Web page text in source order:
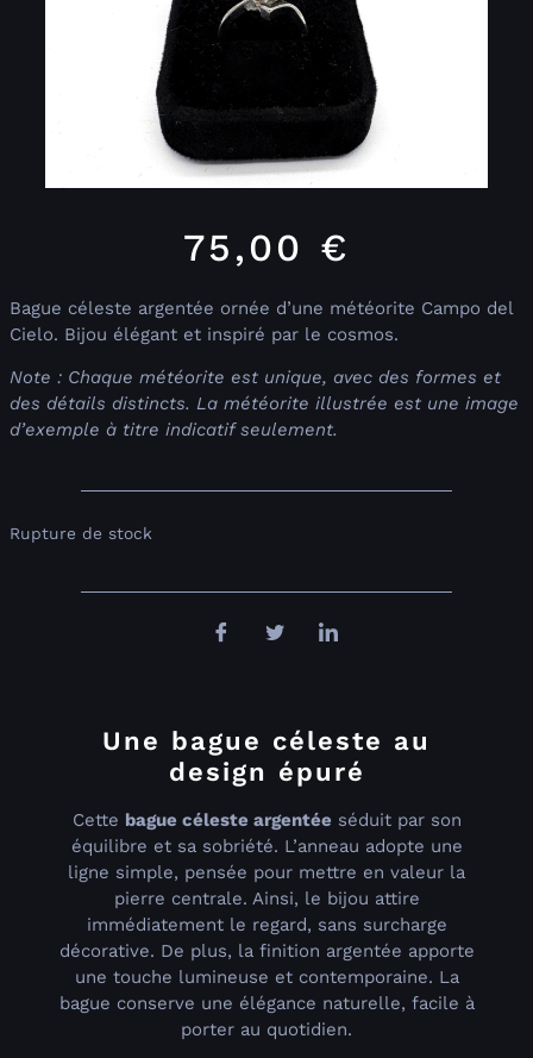
75,00 €
Bague céleste argentée ornée d’une météorite Campo del
Cielo. Bijou élégant et inspiré par le cosmos.
Note : Chaque météorite est unique, avec des formes et
des détails distincts. La météorite illustrée est une image
d’exemple à titre indicatif seulement.
Rupture de stock
Une bague céleste au
design épuré
Cette bague céleste argentée séduit par son
équilibre et sa sobriété. L’anneau adopte une
ligne simple, pensée pour mettre en valeur la
pierre centrale. Ainsi, le bijou attire
immédiatement le regard, sans surcharge
décorative. De plus, la finition argentée apporte
une touche lumineuse et contemporaine. La
bague conserve une élégance naturelle, facile à
porter au quotidien.